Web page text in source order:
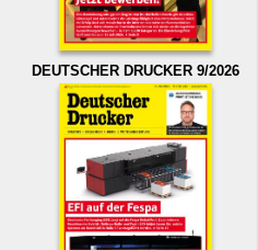
DEUTSCHER DRUCKER 9/2026